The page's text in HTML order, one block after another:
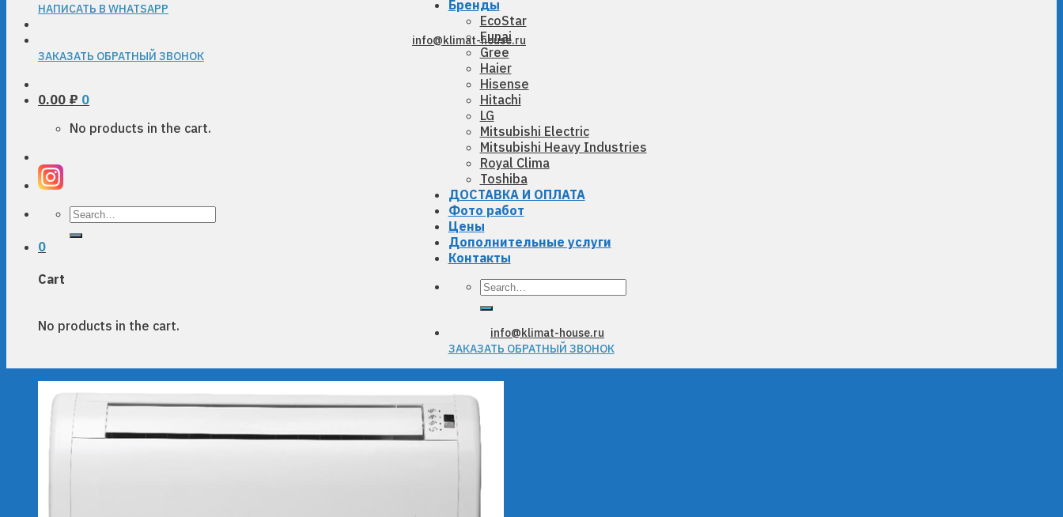
НАПИСАТЬ В WHATSAPP
info@klimat-house.ru
ЗАКАЗАТЬ ОБРАТНЫЙ ЗВОНОК
0.00 ₽ 0
No products in the cart.
Search
0
Cart
No products in the cart.
Бренды
EcoStar
Funai
Gree
Haier
Hisense
Hitachi
LG
Mitsubishi Electric
Mitsubishi Heavy Industries
Royal Clima
Toshiba
ДОСТАВКА И ОПЛАТА
Фото работ
Цены
Дополнительные услуги
Контакты
Search
info@klimat-house.ru
ЗАКАЗАТЬ ОБРАТНЫЙ ЗВОНОК